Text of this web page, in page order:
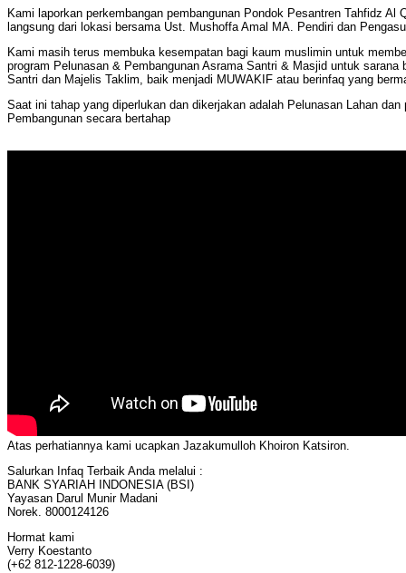
Kami laporkan perkembangan pembangunan Pondok Pesantren Tahfidz Al
langsung dari lokasi bersama Ust. Mushoffa Amal MA. Pendiri dan
Kami masih terus membuka kesempatan bagi kaum muslimin untuk
program Pelunasan & Pembangunan Asrama Santri & Masjid untuk sarana
Santri dan Majelis Taklim, baik menjadi MUWAKIF atau berinfaq yang
Saat ini tahap yang diperlukan dan dikerjakan adalah Pelunasan Lahan dan
Pembangunan secara bertahap
Atas perhatiannya kami ucapkan Jazakumulloh Khoiron Katsiron.
Salurkan Infaq Terbaik Anda melalui :
BANK SYARIAH INDONESIA (BSI)
Yayasan Darul Munir Madani
Norek. 8000124126
Hormat kami
Verry Koestanto
(+62 812-1228-6039)